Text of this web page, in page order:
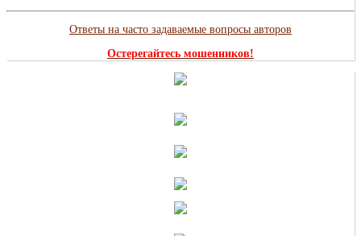
Ответы на часто задаваемые вопросы авторов
Остерегайтесь мошенников!